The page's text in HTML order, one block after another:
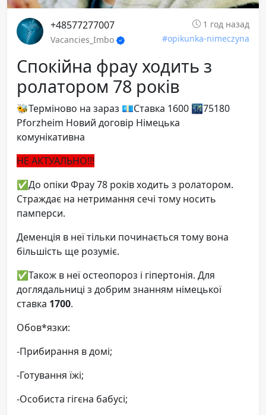
+48577277007
1 год назад
Vacancies_Imbo
#opikunka-nimeczyna
Спокійна фрау ходить з
ролатором 78 років
🐝Терміново на зараз 💶Ставка 1600 🌃75180
Pforzheim Новий договір Німецька
комунікативна
НЕ АКТУАЛЬНО!!!
✅️До опіки Фрау 78 років ходить з ролатором.
Страждає на нетримання сечі тому носить
памперси.
Деменція в неї тільки починається тому вона
більшість ще розуміє.
✅️Також в неї остеопороз і гіпертонія. Для
доглядальниці з добрим знанням німецької
ставка 1700.
Обов*язки:
-Прибирання в домі;
-Готування їжі;
-Особиста гігєна бабусі;